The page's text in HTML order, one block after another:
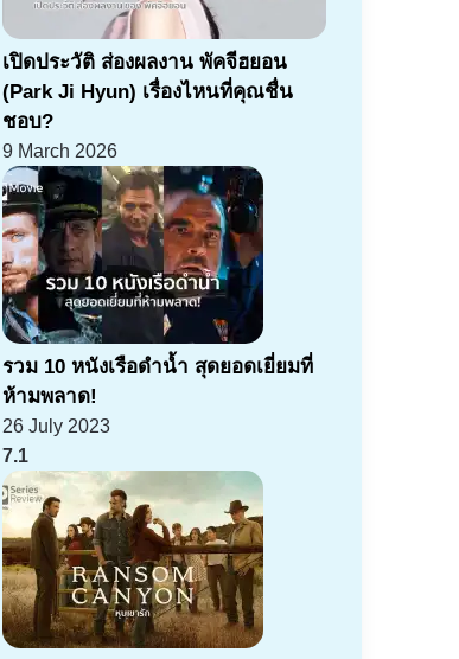
เปิดประวัติ ส่องผลงาน พัคจีฮยอน
(Park Ji Hyun) เรื่องไหนที่คุณชื่น
ชอบ?
9 March 2026
รวม 10 หนังเรือดำน้ำ สุดยอดเยี่ยมที่
ห้ามพลาด!
26 July 2023
7.1